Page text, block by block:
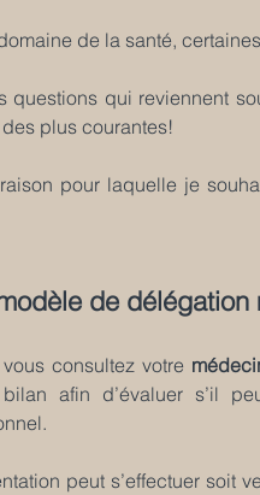
de la santé,
questions qui reviennent
des plus courantes!
pour laquelle je
de délégation
consultez votre
afin d’évaluer s’il
peut s’effectuer soit